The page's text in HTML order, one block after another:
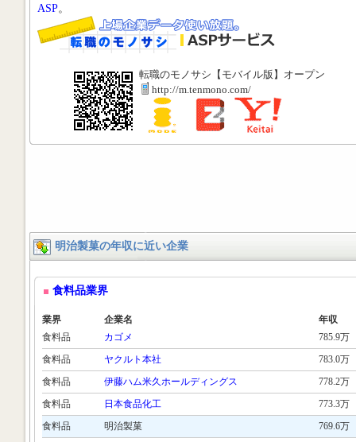
ASP。
転職のモノサシ【モバイル版】オープン
http://m.tenmono.com/
明治製菓の年収に近い企業
食料品業界
業界 企業名
年収
食料品
カゴメ
785.9万
食料品
ヤクルト本社
783.0万
食料品
伊藤ハム米久ホールディングス
778.2万
食料品
日本食品化工
773.3万
食料品
明治製菓
769.6万